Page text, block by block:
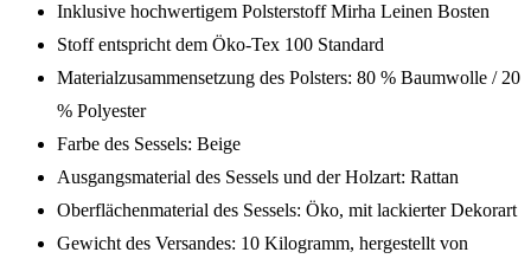
Inklusive hochwertigem Polsterstoff Mirha Leinen Bosten
Stoff entspricht dem Öko-Tex 100 Standard
Materialzusammensetzung des Polsters: 80 % Baumwolle / 20
% Polyester
Farbe des Sessels: Beige
Ausgangsmaterial des Sessels und der Holzart: Rattan
Oberflächenmaterial des Sessels: Öko, mit lackierter Dekorart
Gewicht des Versandes: 10 Kilogramm, hergestellt von